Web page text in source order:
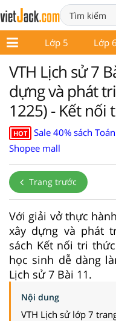
4 Lớp 5 Lớp 6
VTH Lịch sử 7
dựng và phát
1225) - Kết nối
HOT
Sale 40% sách
Shopee mall
Trang trước
Với giải vở thực
xây dựng và phát
sách Kết nối tri
học sinh dễ dàng
Lịch sử 7 Bài 11.
Nội dung
VTH Lịch sử lớp 7